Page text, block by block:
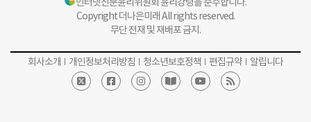
Copyright 더나은미래 All rights reserved.
무단 전재 및 재배포 금지.
회사소개 개인정보처리방침 청소년보호정책 편집규약 알립니다